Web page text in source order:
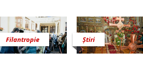
Filantropie Știri